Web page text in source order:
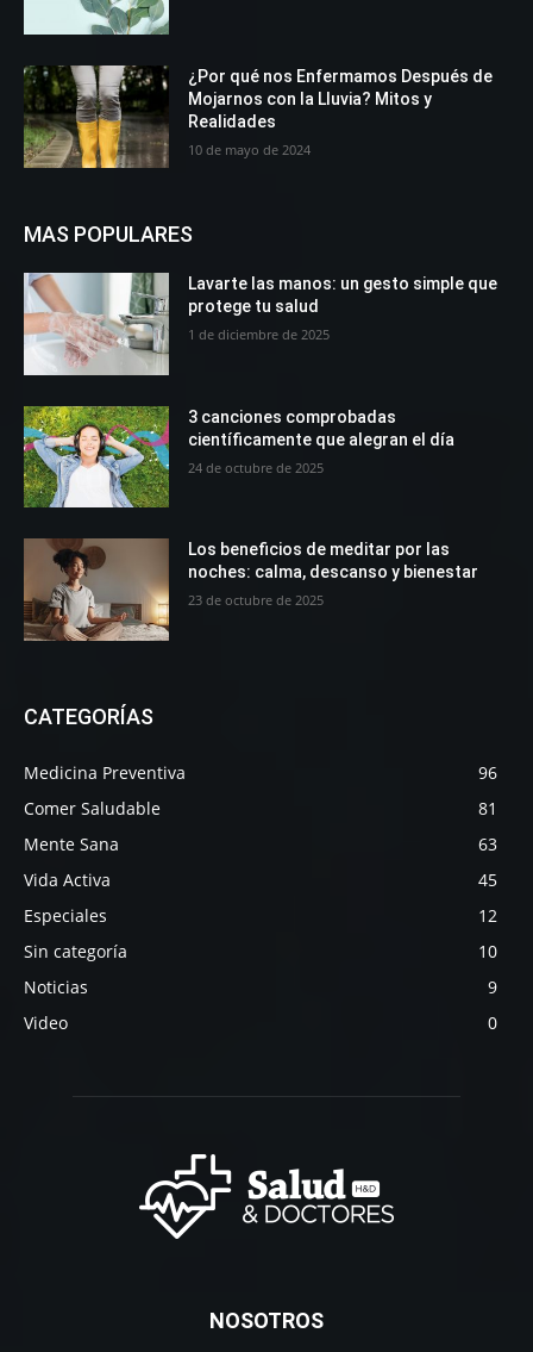
¿Por qué nos Enfermamos Después de
Mojarnos con la Lluvia? Mitos y
Realidades
10 de mayo de 2024
MAS POPULARES
Lavarte las manos: un gesto simple que
protege tu salud
1 de diciembre de 2025
3 canciones comprobadas
científicamente que alegran el día
24 de octubre de 2025
Los beneficios de meditar por las
noches: calma, descanso y bienestar
23 de octubre de 2025
CATEGORÍAS
Medicina Preventiva
96
Comer Saludable
81
Mente Sana
63
Vida Activa
45
Especiales
12
Sin categoría
10
Noticias
9
Video
0
NOSOTROS